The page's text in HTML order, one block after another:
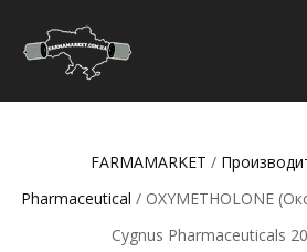
FARMAMARKET /
Pharmaceutical / OXYMETHOLONE
Cygnus Pharmaceuticals